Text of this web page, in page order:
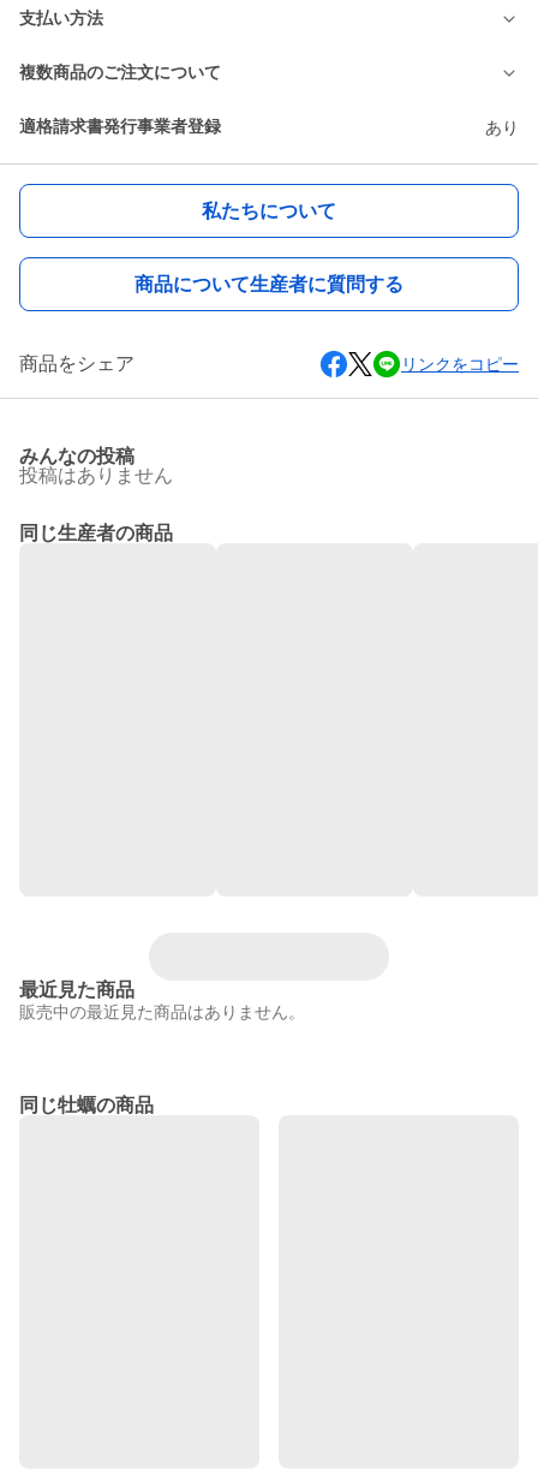
支払い方法
複数商品のご注文について
適格請求書発行事業者登録 あり
私たちについて
商品について生産者に質問する
商品をシェア リンクをコピー
みんなの投稿
投稿はありません
同じ生産者の商品
最近見た商品
販売中の最近見た商品はありません。
同じ牡蠣の商品